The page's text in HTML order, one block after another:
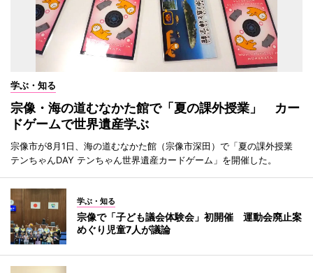
学ぶ・知る
宗像・海の道むなかた館で「夏の課外授業」 カー
ドゲームで世界遺産学ぶ
宗像市が8月1日、海の道むなかた館（宗像市深田）で「夏の課外授業
テンちゃんDAY テンちゃん世界遺産カードゲーム」を開催した。
学ぶ・知る
宗像で「子ども議会体験会」初開催 運動会廃止案
めぐり児童7人が議論